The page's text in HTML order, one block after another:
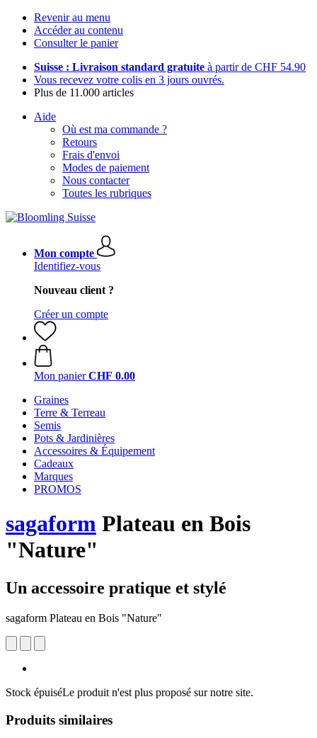
Revenir au menu
Accéder au contenu
Consulter le panier
Suisse : Livraison standard gratuite à partir de CHF 54.90
Vous recevez votre colis en 3 jours ouvrés.
Plus de 11.000 articles
Aide
Où est ma commande ?
Retours
Frais d'envoi
Modes de paiement
Nous contacter
Toutes les rubriques
Mon compte
Identifiez-vous
Nouveau client ?
Créer un compte
Mon panier CHF 0.00
Graines
Terre & Terreau
Semis
Pots & Jardinières
Accessoires & Équipement
Cadeaux
Marques
PROMOS
sagaform Plateau en Bois
"Nature"
Un accessoire pratique et stylé
sagaform Plateau en Bois "Nature"
Stock épuiséLe produit n'est plus proposé sur notre site.
Produits similaires